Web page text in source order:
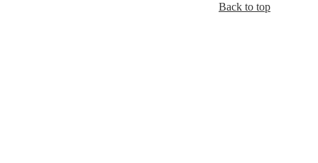
Back to top